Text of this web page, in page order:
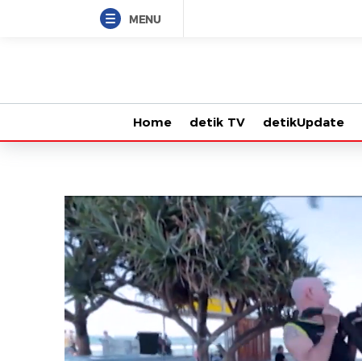
MENU
Home detik TV detikUpdate